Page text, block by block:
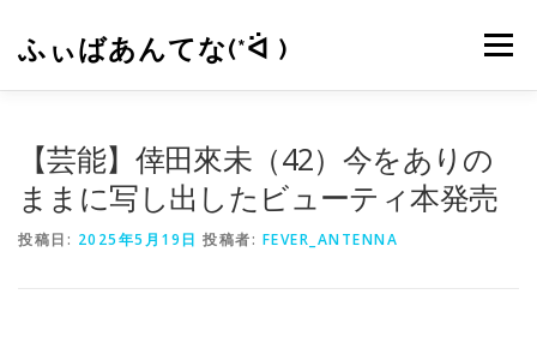
ふぃばあんてな(*ᐛ ) メニュー
【芸能】倖田來未（42）今をありの
ままに写し出したビューティ本発売
投稿日: 2025年5月19日 投稿者: FEVER_ANTENNA